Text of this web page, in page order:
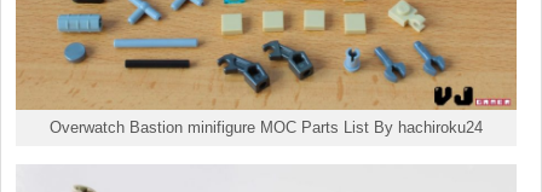
Overwatch Bastion minifigure MOC Parts List By hachiroku24